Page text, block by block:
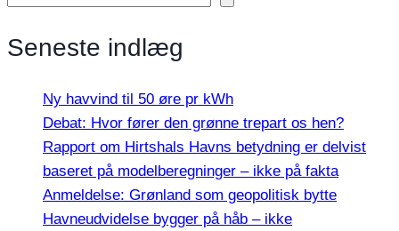
Seneste indlæg
Ny havvind til 50 øre pr kWh
Debat: Hvor fører den grønne trepart os hen?
Rapport om Hirtshals Havns betydning er delvist
baseret på modelberegninger – ikke på fakta
Anmeldelse: Grønland som geopolitisk bytte
Havneudvidelse bygger på håb – ikke